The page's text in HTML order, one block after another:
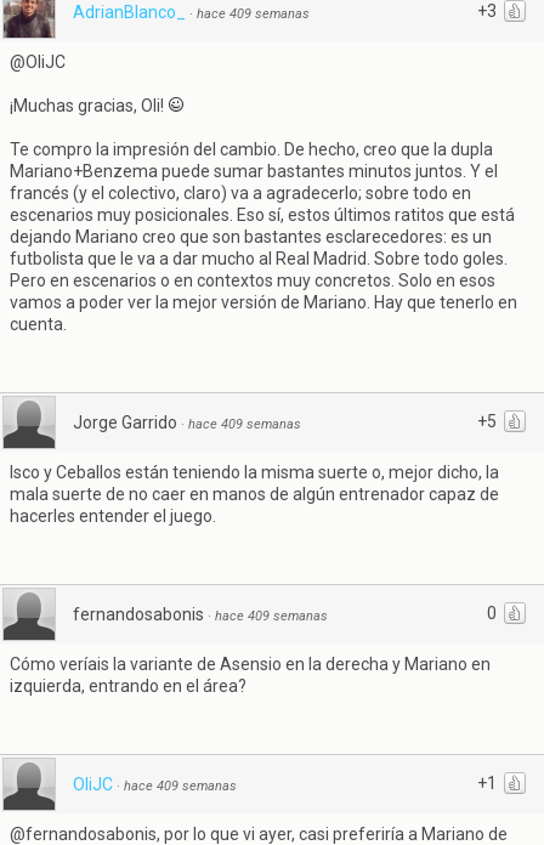
+3
AdrianBlanco_ · hace 409 semanas
@OliJC
¡Muchas gracias, Oli!
Te compro la impresión del cambio. De hecho, creo que la dupla
Mariano+Benzema puede sumar bastantes minutos juntos. Y el
francés (y el colectivo, claro) va a agradecerlo; sobre todo en
escenarios muy posicionales. Eso sí, estos últimos ratitos que está
dejando Mariano creo que son bastantes esclarecedores: es un
futbolista que le va a dar mucho al Real Madrid. Sobre todo goles.
Pero en escenarios o en contextos muy concretos. Solo en esos
vamos a poder ver la mejor versión de Mariano. Hay que tenerlo en
cuenta.
+5
Jorge Garrido · hace 409 semanas
Isco y Ceballos están teniendo la misma suerte o, mejor dicho, la
mala suerte de no caer en manos de algún entrenador capaz de
hacerles entender el juego.
0
fernandosabonis · hace 409 semanas
Cómo veríais la variante de Asensio en la derecha y Mariano en
izquierda, entrando en el área?
+1
OliJC · hace 409 semanas
@fernandosabonis, por lo que vi ayer, casi preferiría a Mariano de